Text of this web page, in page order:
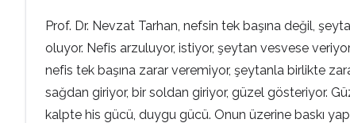
Prof. Dr. Nevzat Tarhan, nefsin tek başına değil,
oluyor. Nefis arzuluyor, istiyor, şeytan vesvese
nefis tek başına zarar veremiyor, şeytanla birlikte
sağdan giriyor, bir soldan giriyor, güzel gösteriyor.
kalpte his gücü, duygu gücü. Onun üzerine baskı